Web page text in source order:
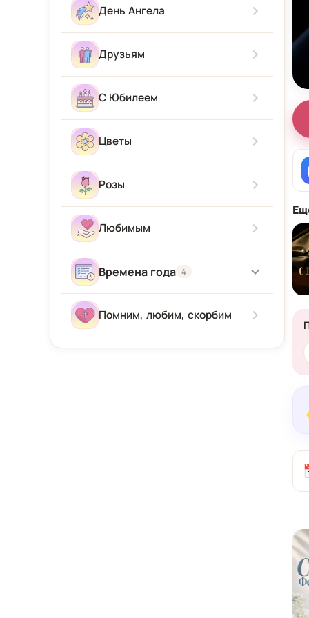
Прости Меня
Привет
С новорожденным
Приятного аппетита
С приездом
День Ангела
Друзьям
С Юбилеем
Цветы
Розы
Любимым
Времена года 4
ЗимаПомним, любим, скорбим